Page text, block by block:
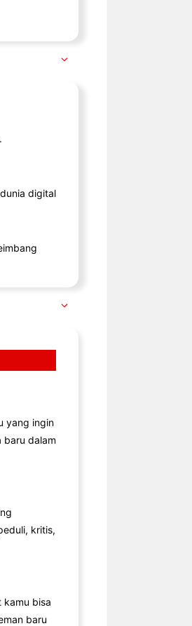
digital
yang ingin
baru dalam
kritis,
kamu bisa
baru